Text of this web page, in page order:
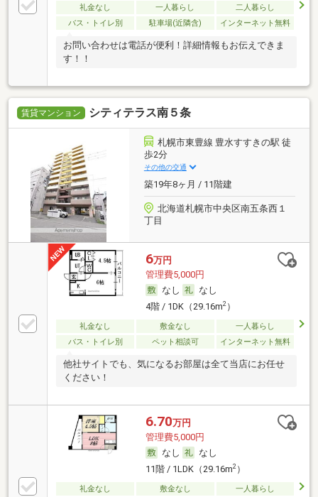
礼金なし 一人暮らし
二人暮らし
バス・トイレ別
駐車場(近隣含) インターネット無料
お問い合わせは電話が便利！詳細情報もお伝えできま
す！！
賃貸マンション シティテラス南５条
札幌市東豊線 豊水すすきの駅 徒
歩2分
その他の交通
築19年8ヶ月 / 11階建
北海道札幌市中央区南五条西１
丁目
6万円
管理費5,000円
なし
なし
4階 / 1DK（29.16m2）
礼金なし 敷金なし
一人暮らし
バス・トイレ別
ペット相談可 インターネット無料
他社サイトでも、気になるお部屋は全て当店にお任せ
ください！
6.70万円
管理費5,000円
なし
なし
11階 / 1LDK（29.16m2）
礼金なし 敷金なし 一人暮らし